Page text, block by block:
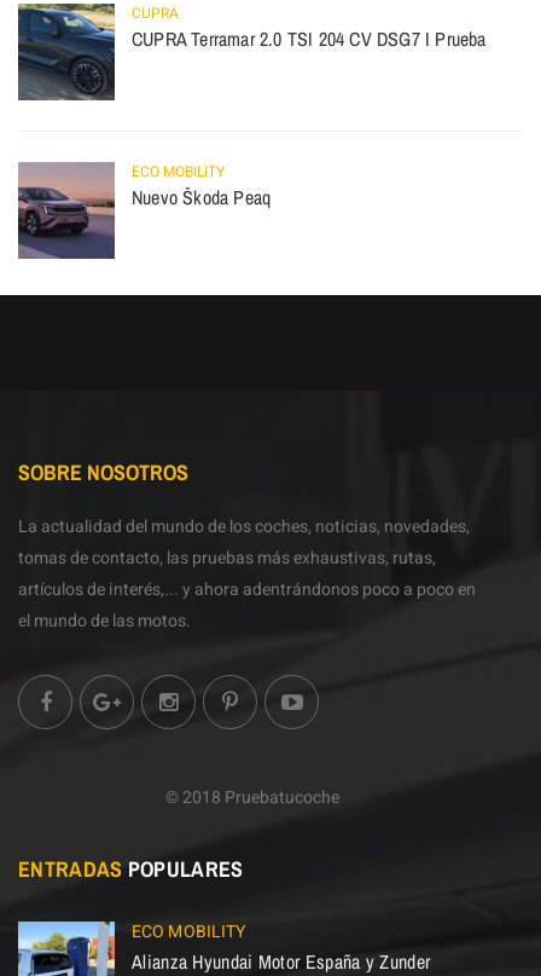
CUPRA
CUPRA Terramar 2.0 TSI 204 CV DSG7 I Prueba
ECO MOBILITY
Nuevo Škoda Peaq
SOBRE NOSOTROS
La actualidad del mundo de los coches, noticias, novedades,
tomas de contacto, las pruebas más exhaustivas, rutas,
artículos de interés,... y ahora adentrándonos poco a poco en
el mundo de las motos.
© 2018 Pruebatucoche
ENTRADAS POPULARES
ECO MOBILITY
Alianza Hyundai Motor España y Zunder